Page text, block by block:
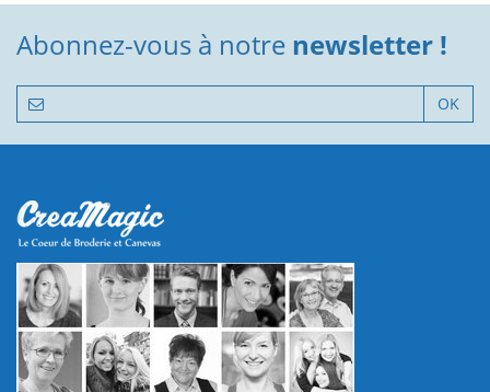
Abonnez-vous à notre newsletter !
OK